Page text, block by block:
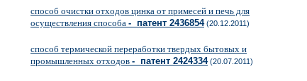
способ очистки отходов цинка от примесей и печь для
осуществления способа - патент 2436854(20.12.2011)
способ термической переработки твердых бытовых и
промышленных отходов - патент 2424334(20.07.2011)